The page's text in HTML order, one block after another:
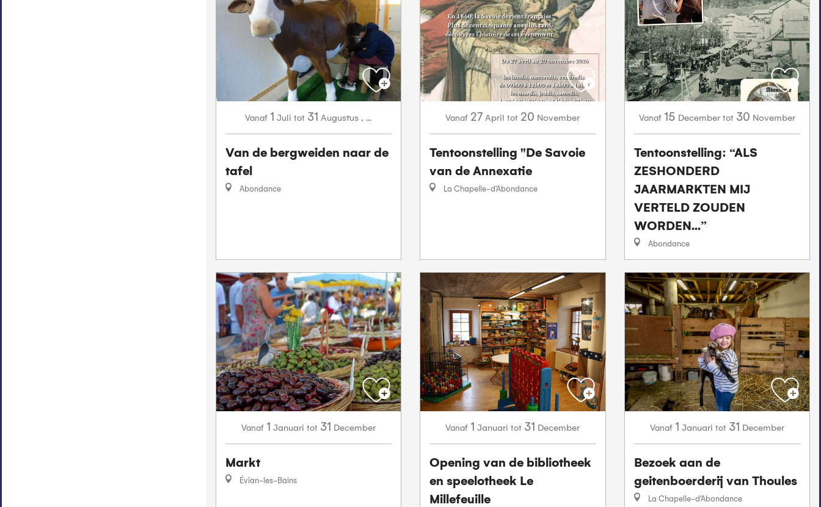
Vanaf 1 Juli tot 31 Augustus ,...
Van de bergweiden naar de
tafel
Abondance
Vanaf 27 April tot 20 November
Tentoonstelling "De Savoie
van de Annexatie
La Chapelle-d'Abondance
Vanaf 15 December tot 30 November
Tentoonstelling: “ALS
ZESHONDERD
JAARMARKTEN MIJ
VERTELD ZOUDEN
WORDEN...”
Abondance
Vanaf 1 Januari tot 31 December
Markt
Évian-les-Bains
Vanaf 1 Januari tot 31 December
Opening van de bibliotheek
en speelotheek Le
Millefeuille
Vanaf 1 Januari tot 31 December
Bezoek aan de
geitenboerderij van Thoules
La Chapelle-d'Abondance